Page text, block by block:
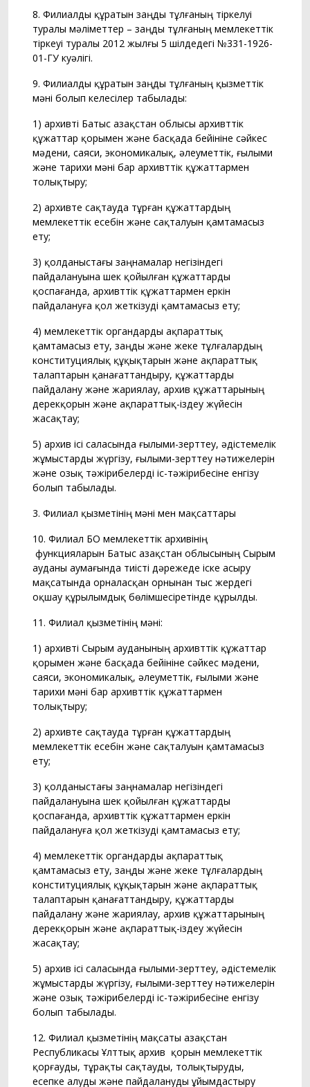
8. Филиалды құратын заңды тұлғаның тіркелуі
туралы мәліметтер – заңды тұлғаның мемлекеттік
тіркеуі туралы 2012 жылғы 5 шілдедегі №331-1926-
01-ГУ куәлігі.
9. Филиалды құратын заңды тұлғаның қызметтік
мәні болып келесілер табылады:
1) архивті Батыс Қазақстан облысы архивттік
құжаттар қорымен және басқада бейініне сәйкес
мәдени, саяси, экономикалық, әлеуметтік, ғылыми
және тарихи мәні бар архивттік құжаттармен
толықтыру;
2) архивте сақтауда тұрған құжаттардың
мемлекеттік есебін және сақталуын қамтамасыз
ету;
3) қолданыстағы заңнамалар негізіндегі
пайдалануына шек қойылған құжаттарды
қоспағанда, архивттік құжаттармен еркін
пайдалануға қол жеткізуді қамтамасыз ету;
4) мемлекеттік органдарды ақпараттық
қамтамасыз ету, заңды және жеке тұлғалардың
конституциялық құқықтарын және ақпараттық
талаптарын қанағаттандыру, құжаттарды
пайдалану және жариялау, архив құжаттарының
дерекқорын және ақпараттық-іздеу жүйесін
жасақтау;
5) архив ісі саласында ғылыми-зерттеу, әдістемелік
жұмыстарды жүргізу, ғылыми-зерттеу нәтижелерін
және озық тәжірибелерді іс-тәжірибесіне енгізу
болып табылады.
3. Филиал қызметінің мәні мен мақсаттары
10. Филиал БҚО мемлекеттiк архивінің
функцияларын Батыс Қазақстан облысының Сырым
ауданы аумағында тиісті дәрежеде іске асыру
мақсатында орналасқан орнынан тыс жердегі
оқшау құрылымдық бөлiмшесіретінде құрылды.
11. Филиал қызметінің мәні:
1) архивті Сырым ауданының архивттік құжаттар
қорымен және басқада бейініне сәйкес мәдени,
саяси, экономикалық, әлеуметтік, ғылыми және
тарихи мәні бар архивттік құжаттармен
толықтыру;
2) архивте сақтауда тұрған құжаттардың
мемлекеттік есебін және сақталуын қамтамасыз
ету;
3) қолданыстағы заңнамалар негізіндегі
пайдалануына шек қойылған құжаттарды
қоспағанда, архивттік құжаттармен еркін
пайдалануға қол жеткізуді қамтамасыз ету;
4) мемлекеттік органдарды ақпараттық
қамтамасыз ету, заңды және жеке тұлғалардың
конституциялық құқықтарын және ақпараттық
талаптарын қанағаттандыру, құжаттарды
пайдалану және жариялау, архив құжаттарының
дерекқорын және ақпараттық-іздеу жүйесін
жасақтау;
5) архив ісі саласында ғылыми-зерттеу, әдістемелік
жұмыстарды жүргізу, ғылыми-зерттеу нәтижелерін
және озық тәжірибелерді іс-тәжірибесіне енгізу
болып табылады.
12. Филиал қызметінің мақсаты Қазақстан
Республикасы Ұлттық архив қорын мемлекеттік
қорғауды, тұрақты сақтауды, толықтыруды,
есепке алуды және пайдалануды ұйымдастыру